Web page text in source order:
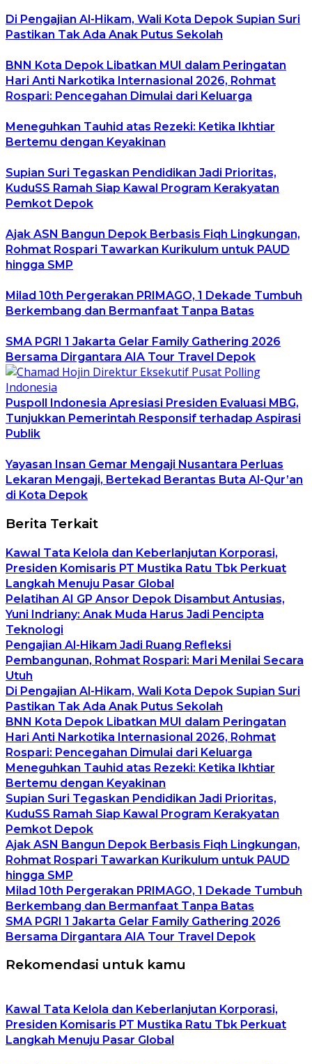
Di Pengajian Al-Hikam, Wali Kota Depok Supian Suri
Pastikan Tak Ada Anak Putus Sekolah
BNN Kota Depok Libatkan MUI dalam Peringatan
Hari Anti Narkotika Internasional 2026, Rohmat
Rospari: Pencegahan Dimulai dari Keluarga
Meneguhkan Tauhid atas Rezeki: Ketika Ikhtiar
Bertemu dengan Keyakinan
Supian Suri Tegaskan Pendidikan Jadi Prioritas,
KuduSS Ramah Siap Kawal Program Kerakyatan
Pemkot Depok
Ajak ASN Bangun Depok Berbasis Fiqh Lingkungan,
Rohmat Rospari Tawarkan Kurikulum untuk PAUD
hingga SMP
Milad 10th Pergerakan PRIMAGO, 1 Dekade Tumbuh
Berkembang dan Bermanfaat Tanpa Batas
SMA PGRI 1 Jakarta Gelar Family Gathering 2026
Bersama Dirgantara AIA Tour Travel Depok
Puspoll Indonesia Apresiasi Presiden Evaluasi MBG,
Tunjukkan Pemerintah Responsif terhadap Aspirasi
Publik
Yayasan Insan Gemar Mengaji Nusantara Perluas
Lekaran Mengaji, Bertekad Berantas Buta Al-Qur’an
di Kota Depok
Berita Terkait
Kawal Tata Kelola dan Keberlanjutan Korporasi,
Presiden Komisaris PT Mustika Ratu Tbk Perkuat
Langkah Menuju Pasar Global
Pelatihan AI GP Ansor Depok Disambut Antusias,
Yuni Indriany: Anak Muda Harus Jadi Pencipta
Teknologi
Pengajian Al-Hikam Jadi Ruang Refleksi
Pembangunan, Rohmat Rospari: Mari Menilai Secara
Utuh
Di Pengajian Al-Hikam, Wali Kota Depok Supian Suri
Pastikan Tak Ada Anak Putus Sekolah
BNN Kota Depok Libatkan MUI dalam Peringatan
Hari Anti Narkotika Internasional 2026, Rohmat
Rospari: Pencegahan Dimulai dari Keluarga
Meneguhkan Tauhid atas Rezeki: Ketika Ikhtiar
Bertemu dengan Keyakinan
Supian Suri Tegaskan Pendidikan Jadi Prioritas,
KuduSS Ramah Siap Kawal Program Kerakyatan
Pemkot Depok
Ajak ASN Bangun Depok Berbasis Fiqh Lingkungan,
Rohmat Rospari Tawarkan Kurikulum untuk PAUD
hingga SMP
Milad 10th Pergerakan PRIMAGO, 1 Dekade Tumbuh
Berkembang dan Bermanfaat Tanpa Batas
SMA PGRI 1 Jakarta Gelar Family Gathering 2026
Bersama Dirgantara AIA Tour Travel Depok
Rekomendasi untuk kamu
Kawal Tata Kelola dan Keberlanjutan Korporasi,
Presiden Komisaris PT Mustika Ratu Tbk Perkuat
Langkah Menuju Pasar Global